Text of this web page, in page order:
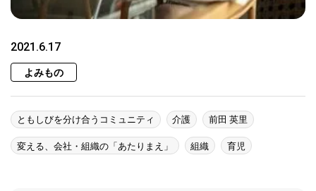
2021.6.17
よみもの
ともしびを分け合うコミュニティ 介護 前田 英里
変える、会社・組織の「あたりまえ」 組織 育児